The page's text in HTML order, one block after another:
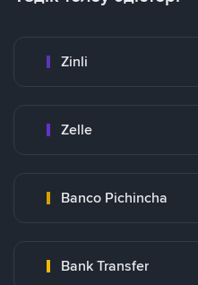
Zinli
Zelle
Banco Pichincha
Bank Transfer